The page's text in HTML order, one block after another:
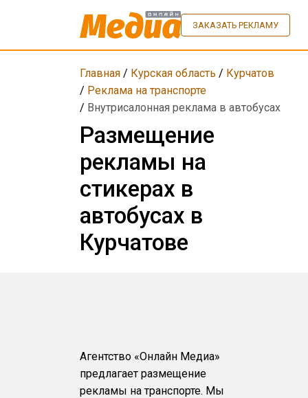
ЗАКАЗАТЬ РЕКЛАМУ
Главная/ Курская область / Курчатов
/ Реклама на транспорте
/ Внутрисалонная реклама в автобусах
Размещение
рекламы на
стикерах в
автобусах в
Курчатове
Агентство «Онлайн Медиа»
предлагает размещение
рекламы на транспорте. Мы